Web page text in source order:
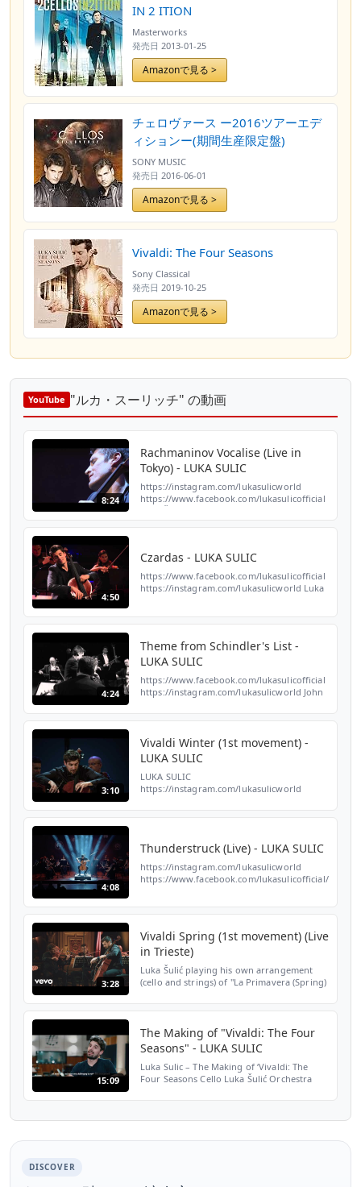
IN 2 ITION
Masterworks
発売日 2013-01-25
Amazonで見る >
チェロヴァース ー2016ツアーエデ
ィションー(期間生産限定盤)
SONY MUSIC
発売日 2016-06-01
Amazonで見る >
Vivaldi: The Four Seasons
Sony Classical
発売日 2019-10-25
Amazonで見る >
YouTube "ルカ・スーリッチ" の動画
8:24
Rachmaninov Vocalise (Live in
Tokyo) - LUKA SULIC
https://instagram.com/lukasulicworld
https://www.facebook.com/lukasulicofficial
4:50
Czardas - LUKA SULIC
https://www.facebook.com/lukasulicofficial
https://instagram.com/lukasulicworld Luka
4:24
Theme from Schindler's List -
LUKA SULIC
https://www.facebook.com/lukasulicofficial
https://instagram.com/lukasulicworld John
3:10
Vivaldi Winter (1st movement) -
LUKA SULIC
LUKA SULIC
https://instagram.com/lukasulicworld
4:08
Thunderstruck (Live) - LUKA SULIC
https://instagram.com/lukasulicworld
https://www.facebook.com/lukasulicofficial/
3:28
Vivaldi Spring (1st movement) (Live
in Trieste)
Luka Šulić playing his own arrangement
(cello and strings) of "La Primavera (Spring)
15:09
The Making of "Vivaldi: The Four
Seasons" - LUKA SULIC
Luka Sulic – The Making of ‘Vivaldi: The
Four Seasons Cello Luka Šulić Orchestra
DISCOVER